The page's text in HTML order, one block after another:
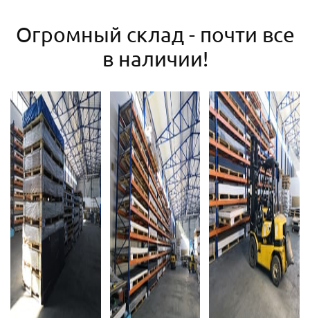
Огромный склад - почти все
в наличии!